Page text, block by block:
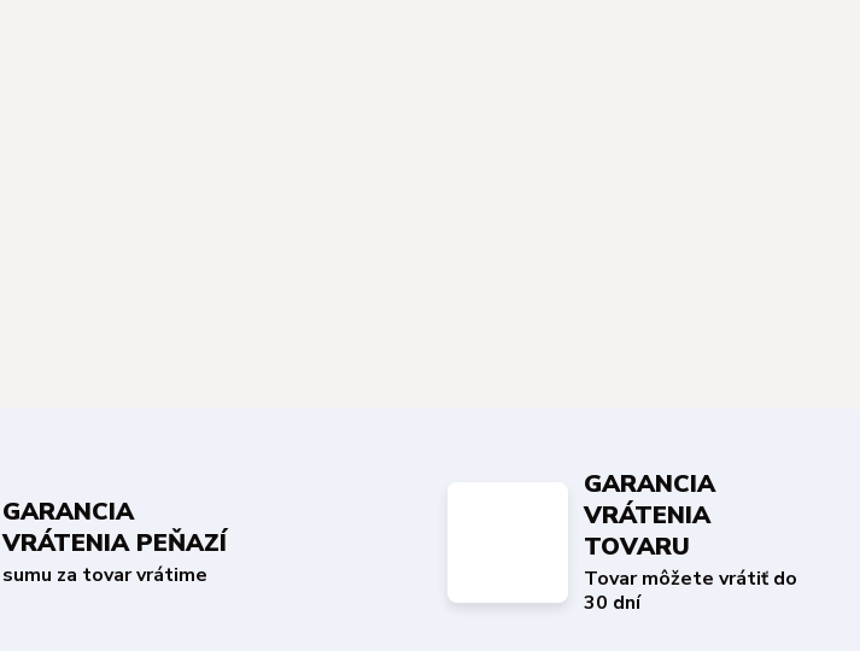
GARANCIA
VRÁTENIA PEŇAZÍ
sumu za tovar vrátime
GARANCIA
VRÁTENIA
TOVARU
Tovar môžete vrátiť do
30 dní